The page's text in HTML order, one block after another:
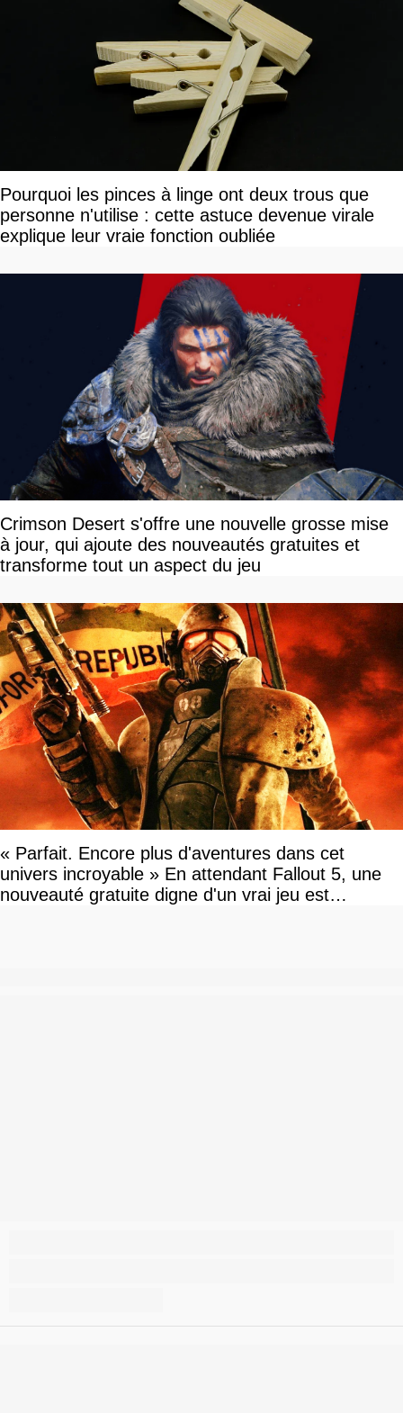
Pourquoi les pinces à linge ont deux trous que
personne n'utilise : cette astuce devenue virale
explique leur vraie fonction oubliée
Crimson Desert s'offre une nouvelle grosse mise
à jour, qui ajoute des nouveautés gratuites et
transforme tout un aspect du jeu
« Parfait. Encore plus d'aventures dans cet
univers incroyable » En attendant Fallout 5, une
nouveauté gratuite digne d'un vrai jeu est